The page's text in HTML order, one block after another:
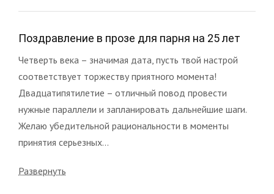
Поздравление в прозе для парня на 25 лет
Четверть века – значимая дата, пусть твой настрой
соответствует торжеству приятного момента!
Двадцатипятилетие – отличный повод провести
нужные параллели и запланировать дальнейшие шаги.
Желаю убедительной рациональности в моменты
принятия серьезных...
Развернуть